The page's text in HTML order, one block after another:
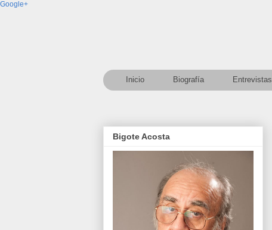
Google+
Inicio Biografía Entrevistas
Bigote Acosta